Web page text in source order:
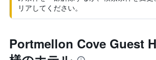
リアしてください。
Portmellon Cove Guest